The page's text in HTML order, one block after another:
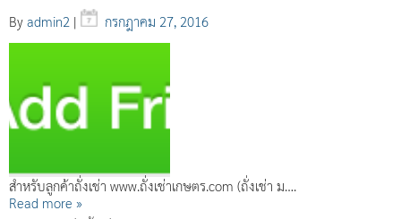
By admin2 | กรกฎาคม 27, 2016
สำหรับลูกค้าถั่งเช่า www.ถั่งเช่าเกษตร.com (ถั่งเช่า ม….
Read more »